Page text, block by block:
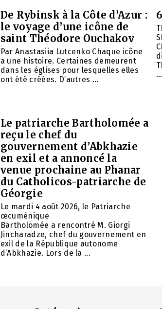
De Rybinsk à la Côte d’Azur :
le voyage d’une icône de
saint Théodore Ouchakov
Par Anastasiia Lutcenko Chaque icône
a une histoire. Certaines demeurent
dans les églises pour lesquelles elles
ont été créées. D’autres ...
...
Le patriarche Bartholomée a
reçu le chef du
gouvernement d’Abkhazie
en exil et a annoncé la
venue prochaine au Phanar
du Catholicos-patriarche de
Géorgie
Le mardi 4 août 2026, le Patriarche
œcuménique
Bartholomée a rencontré M. Giorgi
Jincharadze, chef du gouvernement en
exil de la République autonome
d’Abkhazie. Lors de la ...